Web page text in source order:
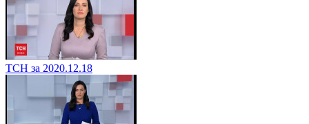
ТСН за 2020.12.18